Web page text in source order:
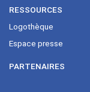
RESSOURCES
Logothèque
Espace presse
PARTENAIRES